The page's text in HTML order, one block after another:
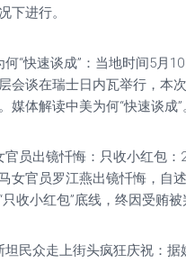
下进行。
何“快速谈成”：当地时间5月
会谈在瑞士日内瓦举行，本
媒体解读中美为何“快速谈成”
官员出镜忏悔：只收小红包：
女官员罗江燕出镜忏悔，自
收小红包”底线，终因受贿被
坦民众走上街头疯狂庆祝：据